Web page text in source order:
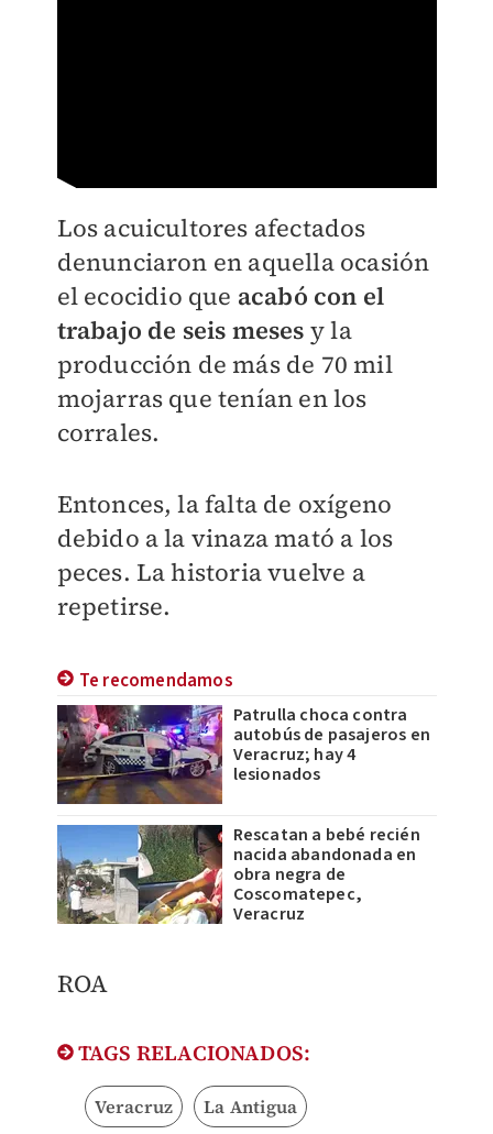
Los acuicultores afectados
denunciaron en aquella ocasión
el ecocidio que acabó con el
trabajo de seis meses y la
producción de más de 70 mil
mojarras que tenían en los
corrales.
Entonces, la falta de oxígeno
debido a la vinaza mató a los
peces. La historia vuelve a
repetirse.
Te recomendamos
Patrulla choca contra
autobús de pasajeros en
Veracruz; hay 4
lesionados
Rescatan a bebé recién
nacida abandonada en
obra negra de
Coscomatepec,
Veracruz
ROA
TAGS RELACIONADOS:
Veracruz La Antigua